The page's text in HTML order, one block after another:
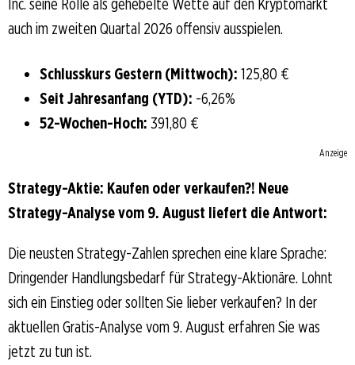
Inc. seine Rolle als gehebelte Wette auf den Kryptomarkt
auch im zweiten Quartal 2026 offensiv ausspielen.
Schlusskurs Gestern (Mittwoch): 125,80 €
Seit Jahresanfang (YTD): -6,26%
52-Wochen-Hoch: 391,80 €
Anzeige
Strategy-Aktie: Kaufen oder verkaufen?! Neue
Strategy-Analyse vom 9. August liefert die Antwort:
Die neusten Strategy-Zahlen sprechen eine klare Sprache:
Dringender Handlungsbedarf für Strategy-Aktionäre. Lohnt
sich ein Einstieg oder sollten Sie lieber verkaufen? In der
aktuellen Gratis-Analyse vom 9. August erfahren Sie was
jetzt zu tun ist.